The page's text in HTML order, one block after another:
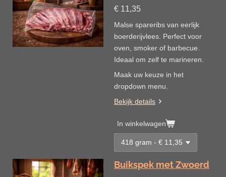
€ 11,35
Malse spareribs van eerlijk
boerderijvlees. Perfect voor
oven, smoker of barbecue.
Ideaal om zelf te marineren.
Maak uw keuze in het
dropdown menu.
Bekijk details
In winkelwagen
Buikspek met Zwoerd